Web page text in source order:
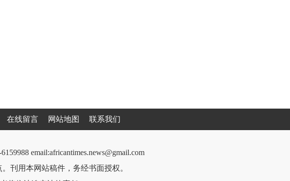
在线留言 网站地图 联系我们
email:africantimes.news@gmail.com
刊用本网站稿件，务经书面授权。